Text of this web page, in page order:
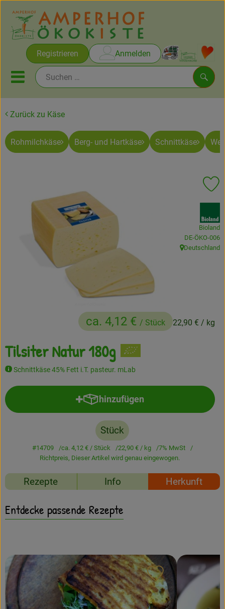
Registrieren Anmelden
Mobiles Menu öffnen oder
Rezepte
Obst & Gemüse
Frisches
Angebote
Drogerie
Gratis Ökokiste im Wert von 25 Euro
Amperhof-Blog
Entdecken
Zurück zu Käse
Rohmilchkäse Berg- und Hartkäse Schnittkäse
Tilsiter Natur 180g
Schnittkäse 45% Fett i.T. pasteur. mLab
ca. 4,12 € / Stück 22,90 € / kg
Bioland
, Kontrollstelle:
DE-ÖKO-006
, Herkunft:
Deutschland
hinzufügen
Produkt zum Warenkorb
Stück
#14709 ca. 4,12 € / Stück 22,90 € / kg
7% MwSt
Richtpreis, Dieser Artikel wird genau eingewogen.
Rezepte Info Herkunft
Entdecke passende Rezepte
Rezept zu